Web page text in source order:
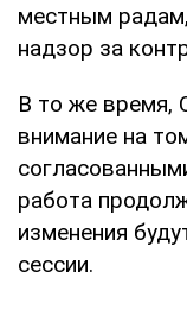
местным
надзор за
В то же время,
внимание на
работа
изменения
сессии.